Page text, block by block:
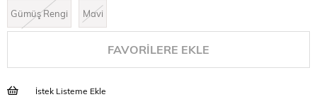
Gümüş Rengi Mavi
FAVORILERE EKLE
İstek Listeme Ekle